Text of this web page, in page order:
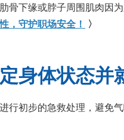
下缘或脖子周围肌肉因为
，守护职场安全！ 〉
身体状态并
初步的急救处理，避免气